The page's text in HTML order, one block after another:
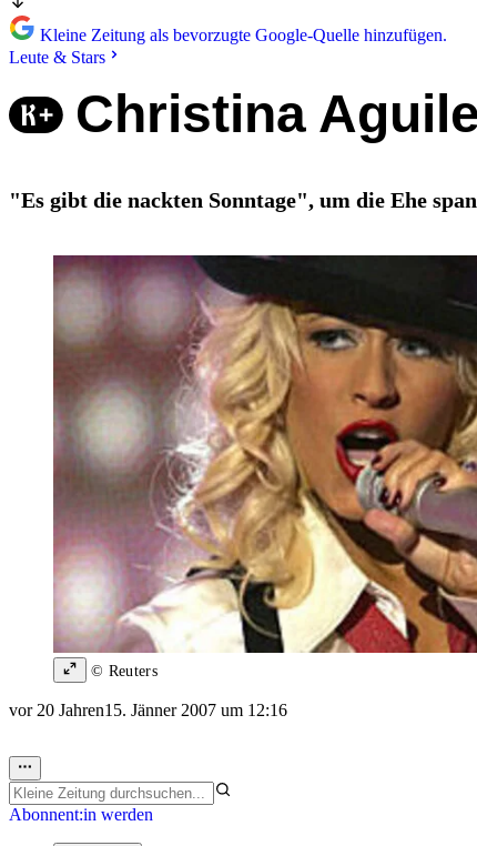
Kleine Zeitung als bevorzugte Google-Quelle hinzufügen.
Leute & Stars
Christina
"Es gibt die nackten Sonntage", um die Ehe
© Reuters
vor 20 Jahren15. Jänner 2007 um 12:16
Abonnent:in werden